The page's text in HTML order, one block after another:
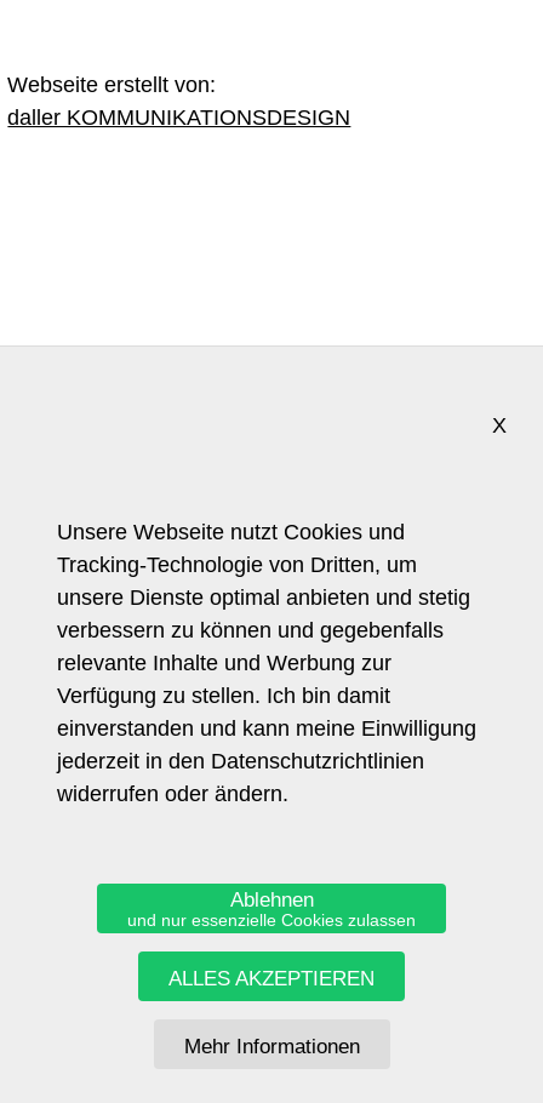
Webseite erstellt von:
daller KOMMUNIKATIONSDESIGN
Pressestimmen
Journalistin
Referenzprojekte
Health Report
Trendcoach Blog
Home
c.muehlhausen@trendcoach.de
X
Unsere Webseite nutzt Cookies und
Tracking-Technologie von Dritten, um
unsere Dienste optimal anbieten und stetig
verbessern zu können und gegebenfalls
relevante Inhalte und Werbung zur
Verfügung zu stellen. Ich bin damit
einverstanden und kann meine Einwilligung
jederzeit in den Datenschutzrichtlinien
widerrufen oder ändern.
Ablehnen
und nur essenzielle Cookies zulassen
ALLES AKZEPTIEREN
Mehr Informationen